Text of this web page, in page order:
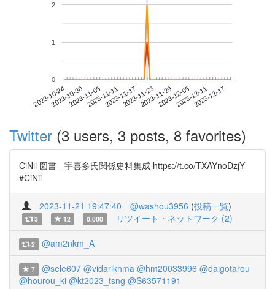
2023-10-242023-10-302023-11-052023-11-112023-11-172023-11-232023-11-292023-12-052023-12-112023-12-17
0
1
2
Twitter (3 users, 3 posts, 8 favorites)
CiNii 図書 - 宇喜多氏関係史料集成 https://t.co/TXAYnoDzjY
#CiNii
2023-11-21 19:47:40 @washou3956 (投稿一覧)
3 12 0.000 リツイート・ネットワーク (2)
2 @am2nkm_A
7 @sele607 @vidarikhma @hm20033996 @daigotarou
@hourou_ki @kt2023_tsng @S63571191